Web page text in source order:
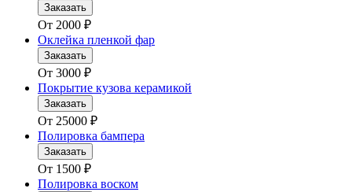
Заказать
От 2000 ₽
Оклейка пленкой фар
Заказать
От 3000 ₽
Покрытие кузова керамикой
Заказать
От 25000 ₽
Полировка бампера
Заказать
От 1500 ₽
Полировка воском